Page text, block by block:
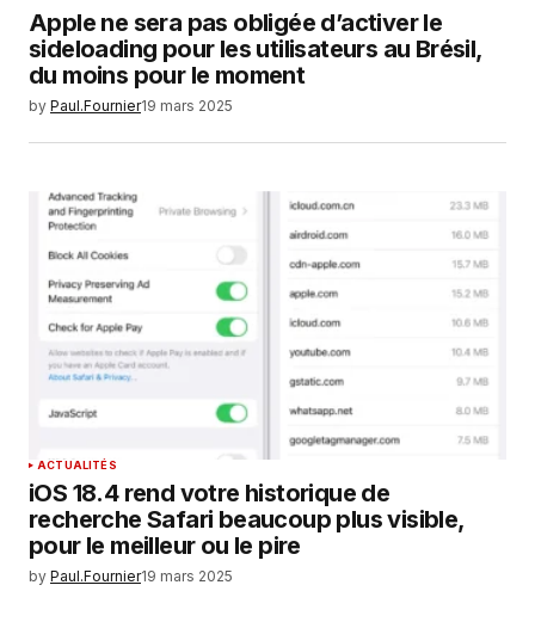
Apple ne sera pas obligée d’activer le
sideloading pour les utilisateurs au Brésil,
du moins pour le moment
by Paul.Fournier19 mars 2025
ACTUALITÉS
iOS 18.4 rend votre historique de
recherche Safari beaucoup plus visible,
pour le meilleur ou le pire
by Paul.Fournier19 mars 2025